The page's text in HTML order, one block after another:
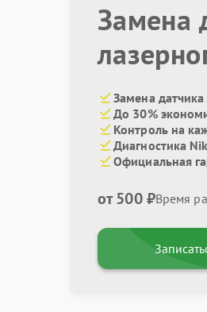
Замена
Замена
До 30%
Контроль на
Диагностика
Официальная
от 500 ₽Время